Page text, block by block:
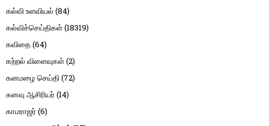
கல்வி உளவியல் (84)
கல்விச்செய்திகள்(18319)
கவிதை(64)
கற்றல் விளைவுகள்(2)
கனமழை செய்தி(72)
கனவு ஆசிரியர் (14)
காமராஜர் (6)